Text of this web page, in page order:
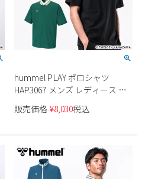
hummel PLAY ポロシャツ
HAP3067 メンズ レディース ユ
ニセックス
販売価格 ¥8,030税込